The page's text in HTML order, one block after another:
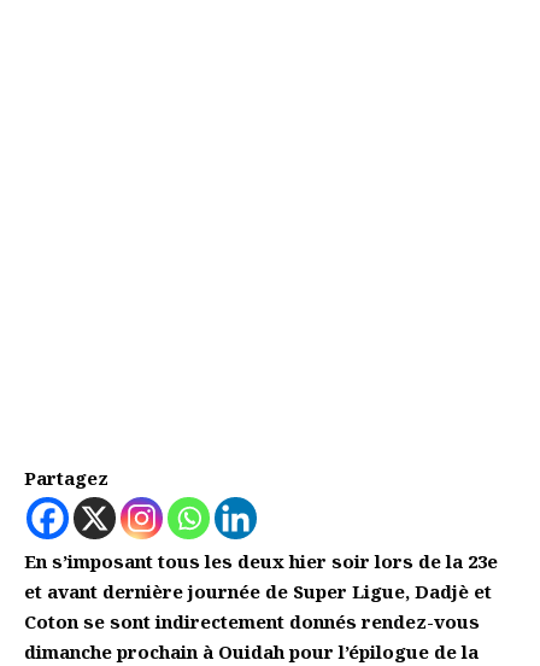
Partagez
En s’imposant tous les deux hier soir lors de la 23e
et avant dernière journée de Super Ligue, Dadjè et
Coton se sont indirectement donnés rendez-vous
dimanche prochain à Ouidah pour l’épilogue de la